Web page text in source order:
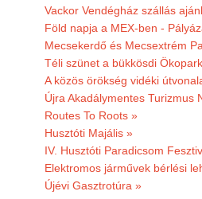
Vackor Vendégház szállás
Föld napja a MEX-ben -
Mecsekerdő és Mecsextrém
Téli szünet a bükkösdi
A közös örökség vidéki
Újra Akadálymentes Turizmus
Routes To Roots »
Husztóti Majális »
IV. Husztóti Paradicsom
Elektromos járművek bérlési
Újévi Gasztrotúra »